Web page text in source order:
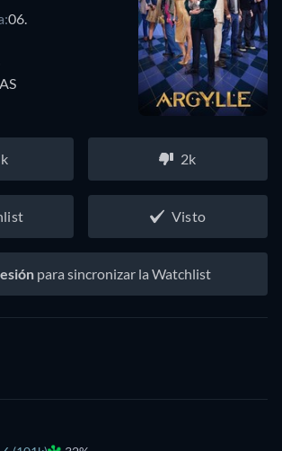
06.
2k
Visto
para sincronizar la Watchlist